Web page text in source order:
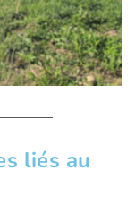
liés au